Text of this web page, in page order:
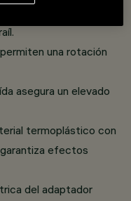
una rotación
asegura un elevado
termoplástico con
efectos
del adaptador